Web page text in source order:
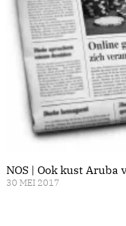
NOS | Ook kust
30 MEI 2017